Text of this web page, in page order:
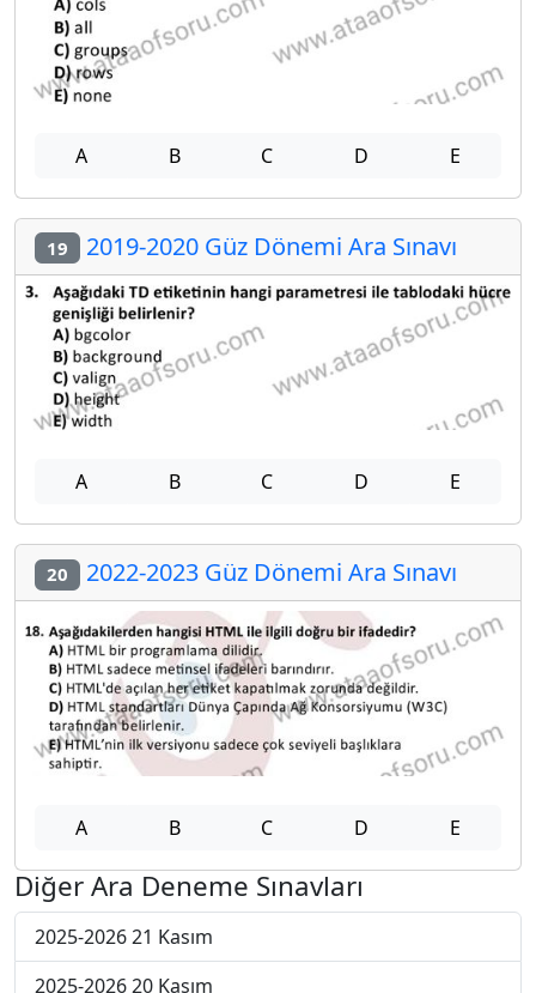
A B C D E
19 2019-2020 Güz Dönemi Ara Sınavı
A B C D E
20 2022-2023 Güz Dönemi Ara Sınavı
A B C D E
Diğer Ara Deneme Sınavları
2025-2026 21 Kasım
2025-2026 20 Kasım